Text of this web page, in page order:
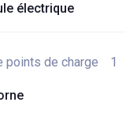
électrique
points de charge 1